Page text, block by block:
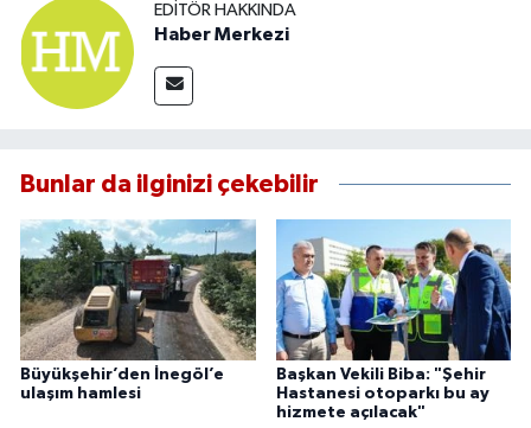
EDITÖR HAKKINDA
Haber Merkezi
Bunlar da ilginizi çekebilir
Büyükşehir’den İnegöl’e
ulaşım hamlesi
Başkan Vekili Biba: "Şehir
Hastanesi otoparkı bu ay
hizmete açılacak"